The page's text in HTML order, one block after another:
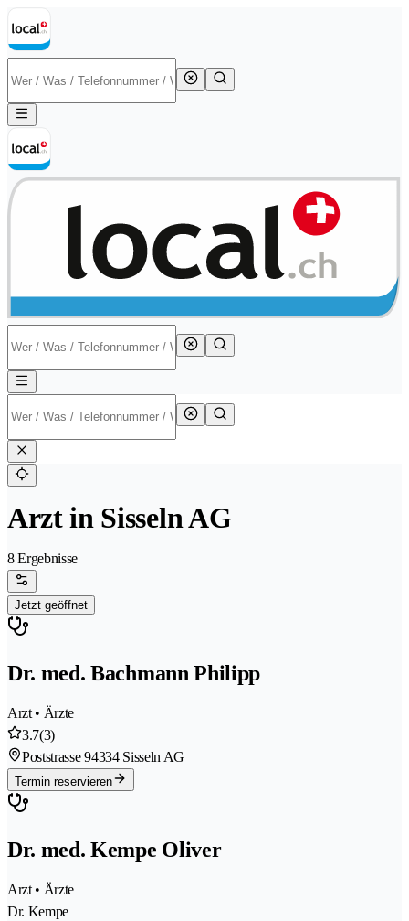
Arzt in Sisseln AG
8 Ergebnisse
Jetzt geöffnet
Dr. med. Bachmann Philipp
Arzt • Ärzte
3.7(3)
Poststrasse 94334 Sisseln AG
Termin reservieren
Dr. med. Kempe Oliver
Arzt • Ärzte
Dr. Kempe